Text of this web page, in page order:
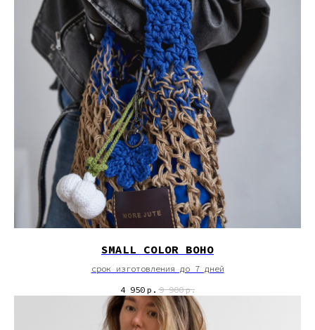
SMALL COLOR BOHO
срок изготовления до 7 дней
4 950 р. 9 900 р.